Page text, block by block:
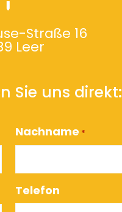
Straße 16
Leer
Sie uns direkt:
Nachname *
Telefon